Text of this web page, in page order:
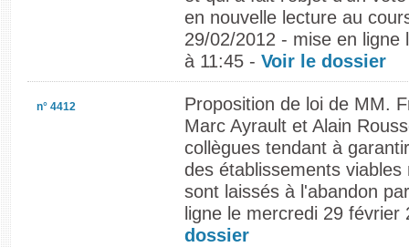
en nouvelle lecture au
29/02/2012 - mise en ligne
à 11:45 - Voir le dossier
n° 4412
Proposition de loi de MM.
Marc Ayrault et Alain
collègues tendant à
des établissements
sont laissés à l'abandon
ligne le mercredi 29
dossier